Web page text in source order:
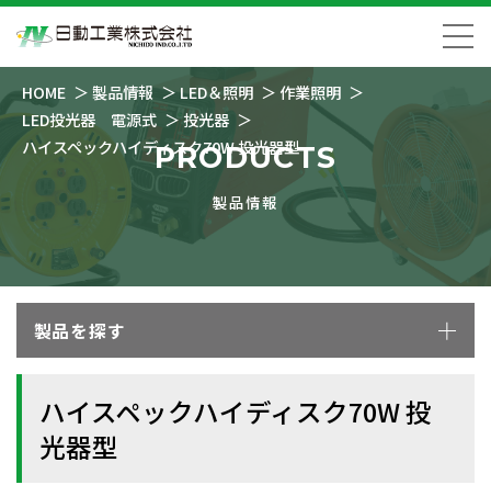
HOME 製品情報 LED＆照明
作業照明
LED投光器 電源式
投光器
ハイスペックハイディスク70W 投光器型
PRODUCTS
製品情報
製品を探す
ハイスペックハイディスク70W 投
光器型